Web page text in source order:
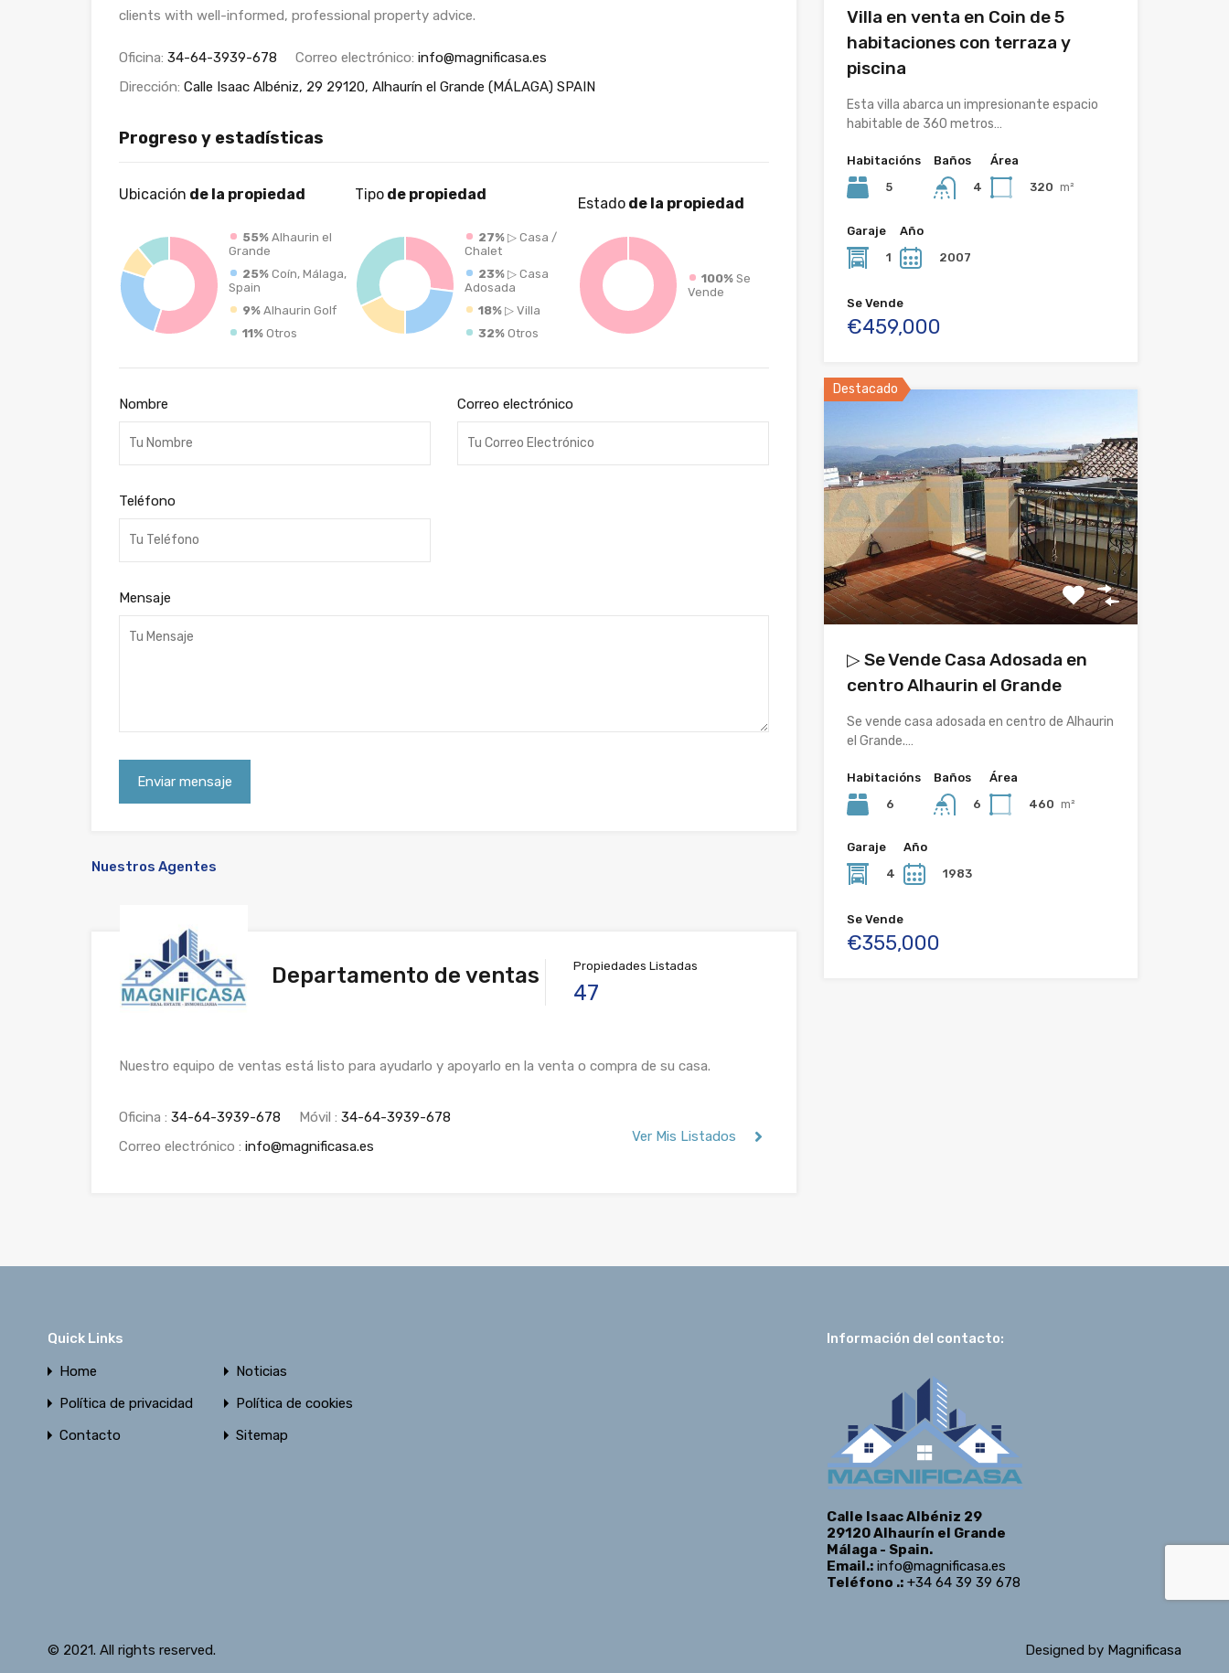
clients with well-informed, professional property advice.
Oficina: 34-64-3939-678 Correo electrónico: info@magnificasa.es
Dirección: Calle Isaac Albéniz, 29 29120, Alhaurín el Grande (MÁLAGA) SPAIN
Progreso y estadísticas
Ubicación de la propiedad
55% Alhaurin el
Grande
25% Coín, Málaga,
Spain
9% Alhaurin Golf
11% Otros
Tipo de propiedad
27% ▷ Casa /
Chalet
23% ▷ Casa
Adosada
18% ▷ Villa
32% Otros
Estado de la propiedad
100% Se
Vende
Nombre Correo electrónico
Teléfono
Mensaje
Nuestros Agentes
Departamento de ventas Propiedades Listadas
47
Nuestro equipo de ventas está listo para ayudarlo y apoyarlo en la venta o compra de su casa.
Oficina : 34-64-3939-678 Móvil : 34-64-3939-678
Correo electrónico : info@magnificasa.es
Ver Mis Listados
Villa en venta en Coin de 5
habitaciones con terraza y
piscina
Esta villa abarca un impresionante espacio
habitable de 360 metros…
Habitacións
5
Baños
4
Área
320 m²
Garaje
1
Año
2007
Se Vende
€459,000
Destacado
▷ Se Vende Casa Adosada en
centro Alhaurin el Grande
Se vende casa adosada en centro de Alhaurin
el Grande.…
Habitacións
6
Baños
6
Área
460 m²
Garaje
4
Año
1983
Se Vende
€355,000
Quick Links
Home
Noticias
Política de privacidad
Política de cookies
Contacto
Sitemap
Información del contacto:
Calle Isaac Albéniz 29
29120 Alhaurín el Grande
Málaga - Spain.
Email.: info@magnificasa.es
Teléfono .: +34 64 39 39 678
© 2021. All rights reserved. Designed by Magnificasa